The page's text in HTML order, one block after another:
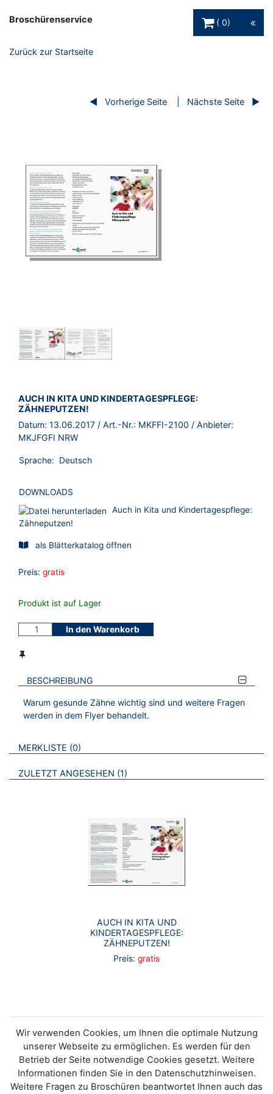
Broschürenservice
0
Zurück zur Startseite
Vorherige Seite Nächste Seite
BROSCHÜRE:
AUCH IN KITA UND KINDERTAGESPFLEGE:
ZÄHNEPUTZEN!
Datum: 13.06.2017 / Art.-Nr.: MKFFI-2100 / Anbieter:
MKJFGFI NRW
Sprache: Deutsch
DOWNLOADS
Auch in Kita und Kindertagespflege:
Zähneputzen!
als Blätterkatalog öffnen
Preis: gratis
Produkt ist auf Lager
In den Warenkorb
BESCHREIBUNG
Warum gesunde Zähne wichtig sind und weitere Fragen
werden in dem Flyer behandelt.
VERWEISE AUF VERMERKTE- ODER ZULETZT ANGESEHENE
MERKLISTE 0 BROSCHÜREN
ZULETZT ANGESEHEN 1 BROSCHÜREN
AUCH IN KITA UND
KINDERTAGESPFLEGE:
ZÄHNEPUTZEN!
Preis: gratis
Wir verwenden Cookies, um Ihnen die optimale Nutzung
unserer Webseite zu ermöglichen. Es werden für den
Betrieb der Seite notwendige Cookies gesetzt. Weitere
Informationen finden Sie in den Datenschutzhinweisen.
Weitere Fragen zu Broschüren beantwortet Ihnen auch das